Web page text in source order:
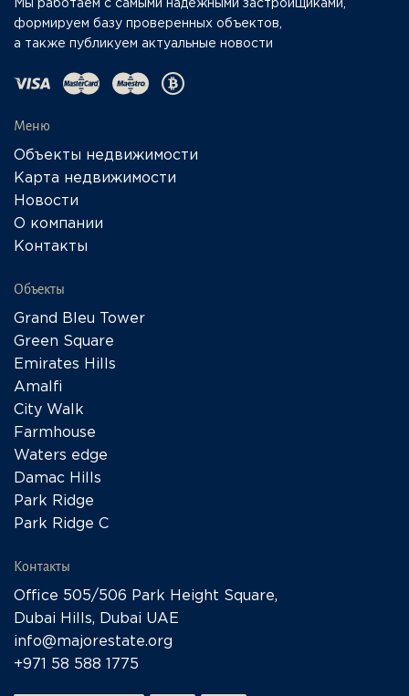
Мы работаем с самыми надежными застройщиками,
формируем базу проверенных объектов,
а также публикуем актуальные новости
Меню
Объекты недвижимости
Карта недвижимости
Новости
О компании
Контакты
Объекты
Grand Bleu Tower
Green Square
Emirates Hills
Amalfi
City Walk
Farmhouse
Waters edge
Damac Hills
Park Ridge
Park Ridge C
Контакты
Office 505/506 Park Height Square,
Dubai Hills, Dubai UAE
info@majorestate.org
+971 58 588 1775